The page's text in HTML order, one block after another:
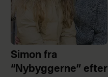
Simon fra
“Nybyggerne” efter